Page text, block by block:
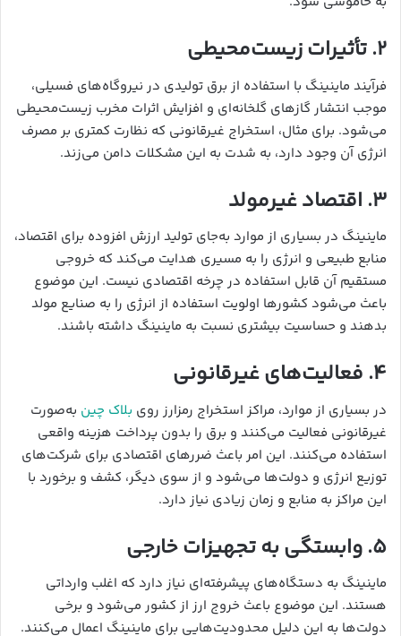
۲. تأثیرات زیست‌محیطی
فرآیند ماینینگ با استفاده از برق تولیدی در نیروگاه‌های فسیلی،
موجب انتشار گازهای گلخانه‌ای و افزایش اثرات مخرب زیست‌محیطی
می‌شود. برای مثال، استخراج غیرقانونی که نظارت کمتری بر مصرف
انرژی آن وجود دارد، به شدت به این مشکلات دامن می‌زند.
۳. اقتصاد غیرمولد
ماینینگ در بسیاری از موارد به‌جای تولید ارزش افزوده برای اقتصاد،
منابع طبیعی و انرژی را به مسیری هدایت می‌کند که خروجی
مستقیم آن قابل استفاده در چرخه اقتصادی نیست. این موضوع
باعث می‌شود کشورها اولویت استفاده از انرژی را به صنایع مولد
بدهند و حساسیت بیشتری نسبت به ماینینگ داشته باشند.
۴. فعالیت‌های غیرقانونی
در بسیاری از موارد، مراکز استخراج رمزارز روی بلاک چین به‌صورت
غیرقانونی فعالیت می‌کنند و برق را بدون پرداخت هزینه واقعی
استفاده می‌کنند. این امر باعث ضررهای اقتصادی برای شرکت‌های
توزیع انرژی و دولت‌ها می‌شود و از سوی دیگر، کشف و برخورد با
این مراکز به منابع و زمان زیادی نیاز دارد.
۵. وابستگی به تجهیزات خارجی
ماینینگ به دستگاه‌های پیشرفته‌ای نیاز دارد که اغلب وارداتی
هستند. این موضوع باعث خروج ارز از کشور می‌شود و برخی
دولت‌ها به این دلیل محدودیت‌هایی برای ماینینگ اعمال می‌کنند.